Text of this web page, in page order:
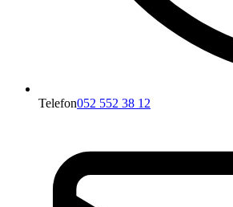
Telefon052 552 38 12